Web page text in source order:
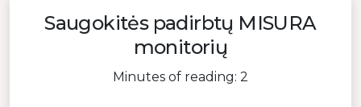
Saugokitės padirbtų MISURA
monitorių
Minutes of reading: 2